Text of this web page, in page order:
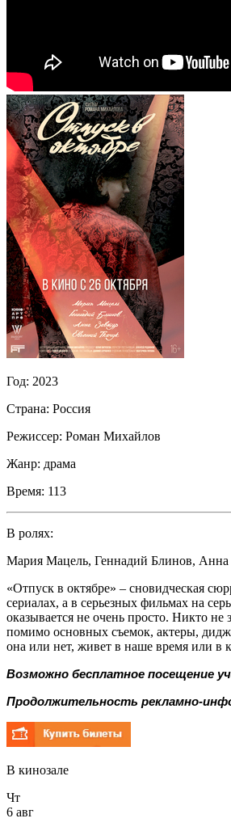
Год: 2023
Страна: Россия
Режиссер: Роман Михайлов
Жанр: драма
Время: 113
В ролях:
Мария Мацель, Геннадий Блинов, Анна
«Отпуск в октябре» – сновидческая
сериалах, а в серьезных фильмах на
оказывается не очень просто. Никто
помимо основных съемок, актеры,
она или нет, живет в наше время или в
Возможно бесплатное посещение
Продолжительность рекламно-
В кинозале
Чт
6 авг